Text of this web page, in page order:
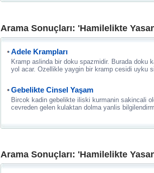
Arama Sonuçları: 'Hamilelikte
Adele Krampları
Kramp aslinda bir doku spazmidir. Burada doku
yol acar. Ozellikle yaygin bir kramp cesidi uyku
Gebelikte Cinsel Yaşam
Bircok kadin gebelikte iliski kurmanin sakincali
cevreden gelen kulaktan dolma yanlis
Arama Sonuçları: 'Hamilelikte